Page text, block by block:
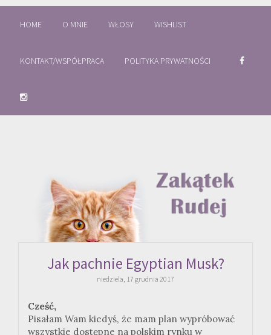
HOME O MNIE WŁOSY WISHLIST
KONTAKT/WSPÓŁPRACA POLITYKA PRYWATNOŚCI
Jak pachnie Egyptian Musk?
niedziela, 17 grudnia 2017
Cześć,
Pisałam Wam kiedyś, że mam plan wypróbować
wszystkie dostępne na polskim rynku w